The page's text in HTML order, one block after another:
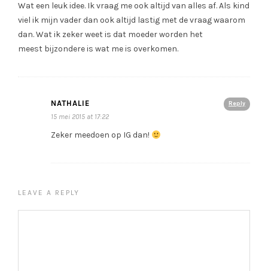
Wat een leuk idee. Ik vraag me ook altijd van alles af. Als kind
viel ik mijn vader dan ook altijd lastig met de vraag waarom
dan. Wat ik zeker weet is dat moeder worden het
meest bijzondere is wat me is overkomen.
Reply
NATHALIE
15 mei 2015 at 17:22
Zeker meedoen op IG dan!
LEAVE A REPLY